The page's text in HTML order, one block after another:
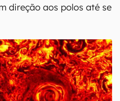
direção aos polos até se